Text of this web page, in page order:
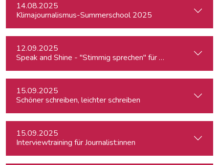
14.08.2025
Klimajournalismus-Summerschool 2025
12.09.2025
Speak and Shine - "Stimmig sprechen" für Podcast,
15.09.2025
Schöner schreiben, leichter schreiben
15.09.2025
Interviewtraining für Journalist:innen